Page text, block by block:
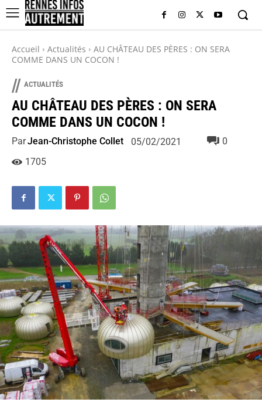
Accueil Actualités
AU CHÂTEAU DES PÈRES : ON SERA
COMME DANS UN COCON !
// ACTUALITÉS
AU CHÂTEAU DES PÈRES : ON SERA
COMME DANS UN COCON !
ParJean-Christophe Collet 05/02/2021
0
1705